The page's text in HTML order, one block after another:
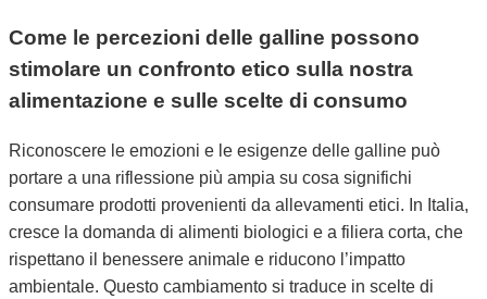
Come le percezioni delle galline possono
stimolare un confronto etico sulla nostra
alimentazione e sulle scelte di consumo
Riconoscere le emozioni e le esigenze delle galline può
portare a una riflessione più ampia su cosa significhi
consumare prodotti provenienti da allevamenti etici. In Italia,
cresce la domanda di alimenti biologici e a filiera corta, che
rispettano il benessere animale e riducono l’impatto
ambientale. Questo cambiamento si traduce in scelte di